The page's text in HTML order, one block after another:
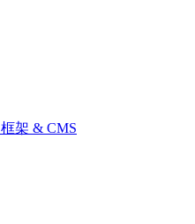
框架 & CMS